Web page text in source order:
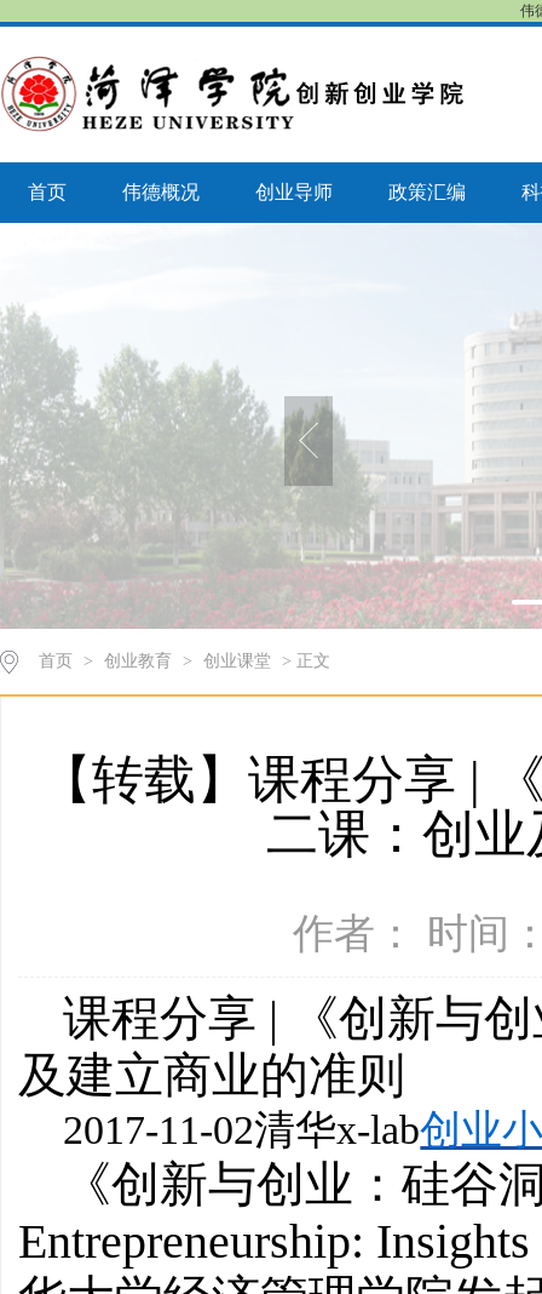
伟
首页 伟德概况 创业导师 政策汇编
首页 > 创业教育 > 创业课堂 > 正文
【转载】课程分享 |
二课：创
作者： 时间
课程分享 | 《创新与
及建立商业的准则
2017-11-02清华x-lab创业
《创新与创业：硅谷
Entrepreneurship: